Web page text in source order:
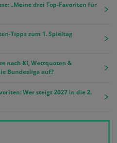
„Meine drei Top-Favoriten für
Tipps zum 1. Spieltag
nach KI, Wettquoten &
Bundesliga auf?
Wer steigt 2027 in die 2.